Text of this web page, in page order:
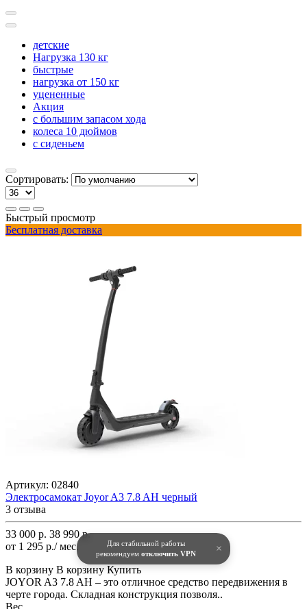
Для стабильной работы
рекомендуем отключить VPN ×
детские
Нагрузка 130 кг
быстрые
нагрузка от 150 кг
уцененные
Акция
с большим запасом хода
колеса 10 дюймов
с сиденьем
Сортировать:
Быстрый просмотр
Бесплатная доставка
Артикул: 02840
Электросамокат Joyor A3 7.8 AH черный
3 отзыва
33 000 р. 38 990 р.
от 1 295 р./ мес.
В корзину В корзину Купить
JOYOR A3 7.8 AH – это отличное средство передвижения в
черте города. Складная конструкция позволя..
Вес